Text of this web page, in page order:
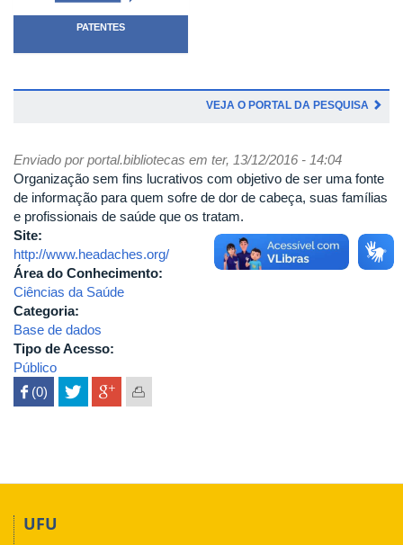
PATENTES
VEJA O PORTAL DA PESQUISA
Enviado porportal.bibliotecas em ter, 13/12/2016 - 14:04
Organização sem fins lucrativos com objetivo de ser uma fonte
de informação para quem sofre de dor de cabeça, suas famílias
e profissionais de saúde que os tratam.
Site:
http://www.headaches.org/
Área do Conhecimento:
Ciências da Saúde
Categoria:
Base de dados
Tipo de Acesso:
Público
 (0)
UFU